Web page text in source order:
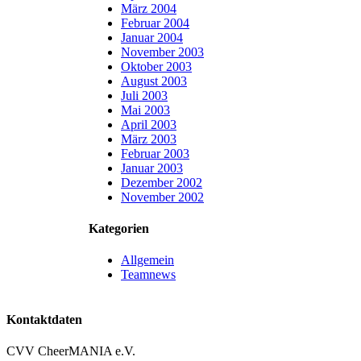
März 2004
Februar 2004
Januar 2004
November 2003
Oktober 2003
August 2003
Juli 2003
Mai 2003
April 2003
März 2003
Februar 2003
Januar 2003
Dezember 2002
November 2002
Kategorien
Allgemein
Teamnews
Kontaktdaten
CVV CheerMANIA e.V.